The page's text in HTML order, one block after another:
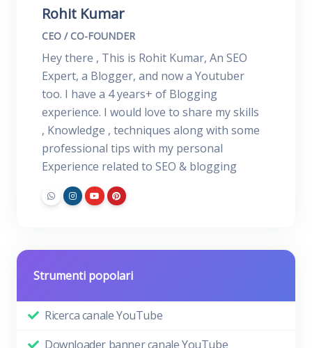
Rohit Kumar
CEO / CO-FOUNDER
Hey there , This is Rohit Kumar, An SEO
Expert, a Blogger, and now a Youtuber
too. I have a 4 years+ of Blogging
experience. I would love to share my skills
, Knowledge , techniques along with some
professional tips with my personal
Experience related to SEO & blogging
Strumenti popolari
Ricerca canale YouTube
Downloader banner canale YouTube